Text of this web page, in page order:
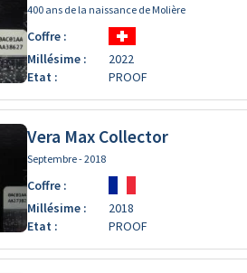
400 ans de la naissance de Molière
Coffre :
Millésime :
2022
Etat :
PROOF
Vera Max Collector
Septembre - 2018
Coffre :
Millésime :
2018
Etat :
PROOF